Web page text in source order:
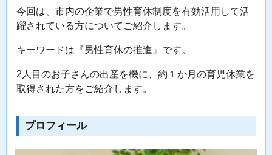
今回は、市内の企業で男性育休制度を有効活用して活
躍されている方についてご紹介します。
キーワードは『男性育休の推進』です。
2人目のお子さんの出産を機に、約１か月の育児休業を
取得された方をご紹介します。
プロフィール